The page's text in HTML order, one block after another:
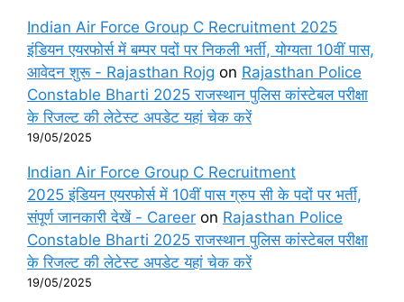
Indian Air Force Group C Recruitment 2025
इंडियन एयरफोर्स में बम्पर पदों पर निकली भर्ती, योग्यता 10वीं पास,
आवेदन शुरू - Rajasthan Rojg on Rajasthan Police
Constable Bharti 2025 राजस्थान पुलिस कांस्टेबल परीक्षा
के रिजल्ट की लेटेस्ट अपडेट यहां चेक करें
19/05/2025
Indian Air Force Group C Recruitment
2025 इंडियन एयरफोर्स में 10वीं पास ग्रुप सी के पदों पर भर्ती,
संपूर्ण जानकारी देखें - Career on Rajasthan Police
Constable Bharti 2025 राजस्थान पुलिस कांस्टेबल परीक्षा
के रिजल्ट की लेटेस्ट अपडेट यहां चेक करें
19/05/2025